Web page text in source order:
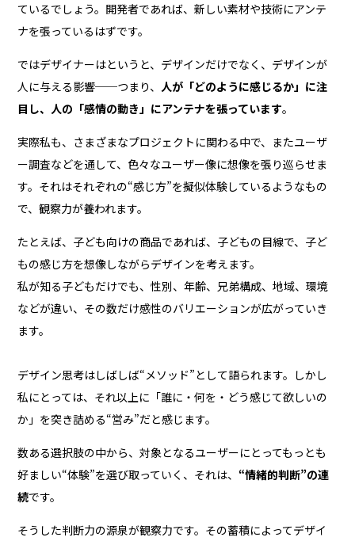
ているでしょう。開発者であれば、新しい素材や技術にアンテ
ナを張っているはずです。
ではデザイナーはというと、デザインだけでなく、デザインが
人に与える影響──つまり、人が「どのように感じるか」に注
目し、人の「感情の動き」にアンテナを張っています。
実際私も、さまざまなプロジェクトに関わる中で、またユーザ
ー調査などを通して、色々なユーザー像に想像を張り巡らせま
す。それはそれぞれの“感じ方”を擬似体験しているようなもの
で、観察力が養われます。
たとえば、子ども向けの商品であれば、子どもの目線で、子ど
もの感じ方を想像しながらデザインを考えます。
私が知る子どもだけでも、性別、年齢、兄弟構成、地域、環境
などが違い、その数だけ感性のバリエーションが広がっていき
ます。
デザイン思考はしばしば“メソッド”として語られます。しかし
私にとっては、それ以上に「誰に・何を・どう感じて欲しいの
か」を突き詰める“営み”だと感じます。
数ある選択肢の中から、対象となるユーザーにとってもっとも
好ましい“体験”を選び取っていく、それは、 “情緒的判断”の連
続です。
そうした判断力の源泉が観察力です。その蓄積によってデザイ